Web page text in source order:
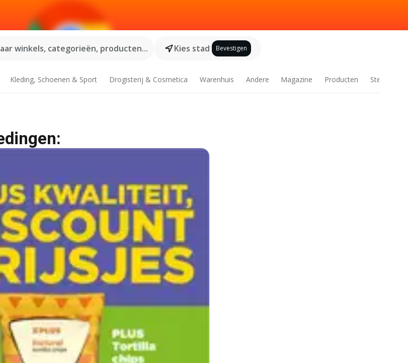
winkels, categorieën, producten...
Kies stad Bevestigen
Kleding, Schoenen & Sport Drogisterij & Cosmetica Warenhuis Andere Magazine Producten Steden